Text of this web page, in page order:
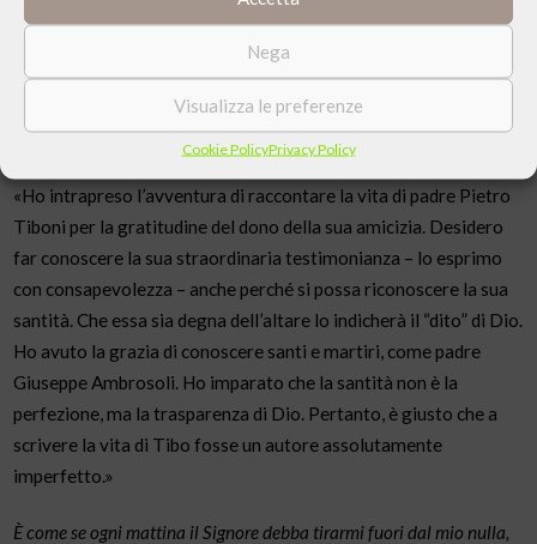
Nega
Visualizza le preferenze
Cookie PolicyPrivacy Policy
La passione per l’uomo suscitata in padre Pietro da questi due
grandi amici della sua vocazione fu sempre sostenuta dalla sua
filiale consacrazione alla Madonna, per la salvezza di tutto il
mondo.
«Ho intrapreso l’avventura di raccontare la vita di padre Pietro
Tiboni per la gratitudine del dono della sua amicizia. Desidero
far conoscere la sua straordinaria testimonianza – lo esprimo
con consapevolezza – anche perché si possa riconoscere la sua
santità. Che essa sia degna dell’altare lo indicherà il “dito” di Dio.
Ho avuto la grazia di conoscere santi e martiri, come padre
Giuseppe Ambrosoli. Ho imparato che la santità non è la
perfezione, ma la trasparenza di Dio. Pertanto, è giusto che a
scrivere la vita di Tibo fosse un autore assolutamente
imperfetto.»
È come se ogni mattina il Signore debba tirarmi fuori dal mio nulla,